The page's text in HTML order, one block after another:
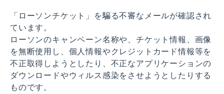
「ローソンチケット」を騙る不審なメールが確認され
ています。
ローソンのキャンペーン名称や、チケット情報、画像
を無断使用し、個人情報やクレジットカード情報等を
不正取得しようとしたり、不正なアプリケーションの
ダウンロードやウィルス感染をさせようとしたりする
ものです。